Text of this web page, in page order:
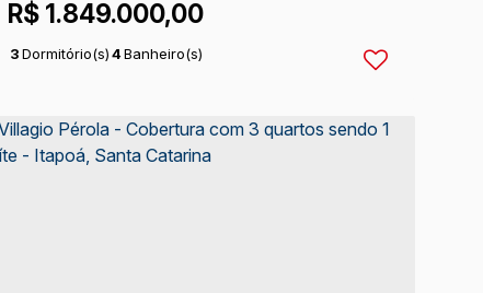
R$ 1.849.000,00
3 Dormitório(s) 4Banheiro(s)